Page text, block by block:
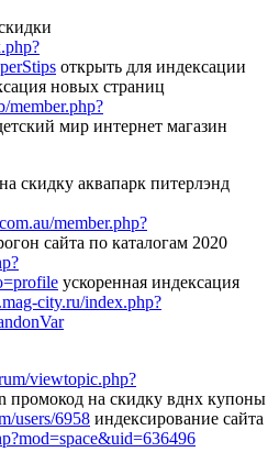
открыть для индексации
новых страниц
member.php?
мир интернет магазин
скидку аквапарк питерлэнд
member.php?
сайта по каталогам 2020
ускоренная индексация
city.ru/index.php?
viewtopic.php?
промокод на скидку вднх купоны
users/6958 индексирование сайта